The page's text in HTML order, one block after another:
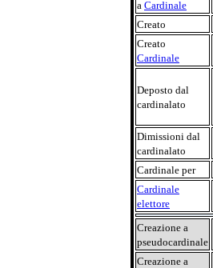
a Cardinale
Creato
Creato
Cardinale
Deposto dal
cardinalato
Dimissioni dal
cardinalato
Cardinale per
Cardinale
elettore
Creazione a
pseudocardinale
Creazione a